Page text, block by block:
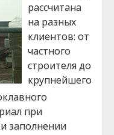
рассчитана
на разных
клиентов: от
частного
строителя до
крупнейшего
при
заполнении